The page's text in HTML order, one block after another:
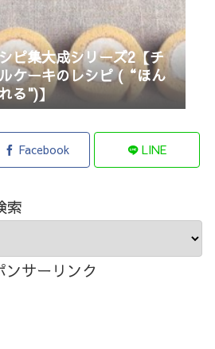
ピ集大成シリーズ2【チ
ケーキのレシピ (“ほん
る")】
Facebook LINE
索
ンサーリンク